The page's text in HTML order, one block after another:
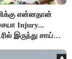
என்னதான்
Injury...
இருந்து சாய்